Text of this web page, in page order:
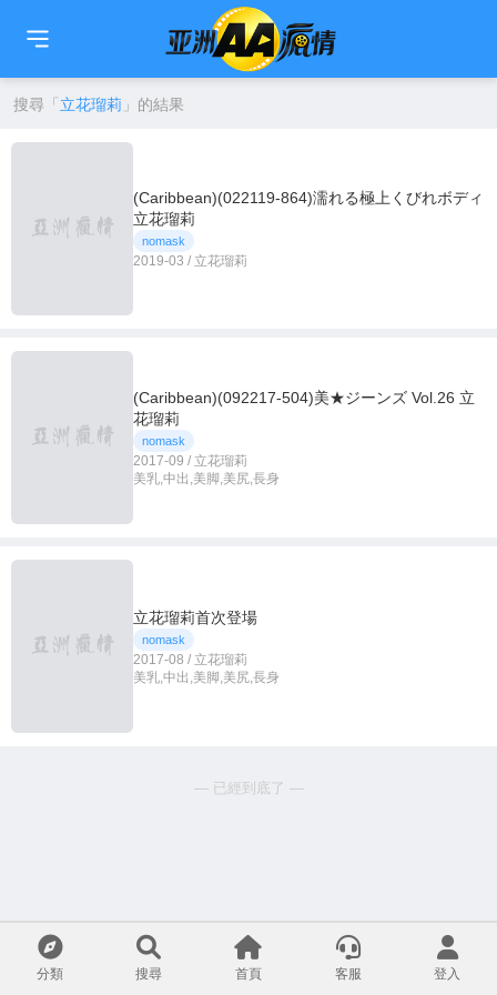
🇹🇼 简中 🇺🇸EN 🇯🇵日本語
搜尋「 立花瑠莉 」的結果
(Caribbean)(022119-864)濡れる極上くびれボディ
立花瑠莉
nomask
2019-03 / 立花瑠莉
(Caribbean)(092217-504)美★ジーンズ Vol.26 立
花瑠莉
nomask
2017-09 / 立花瑠莉
美乳,中出,美脚,美尻,長身
立花瑠莉首次登場
nomask
2017-08 / 立花瑠莉
美乳,中出,美脚,美尻,長身
— 已經到底了 —
分類 搜尋 首頁 客服 登入